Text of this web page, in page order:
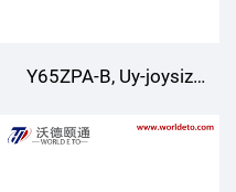
Y65ZPA-B, Uy-joysiz